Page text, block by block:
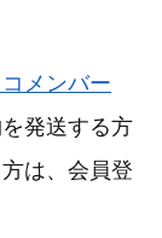
メンバー
発送する方
は、会員登